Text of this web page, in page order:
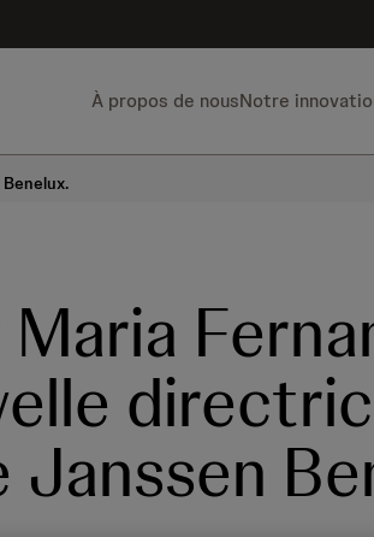
À propos de nousNotre
Janssen